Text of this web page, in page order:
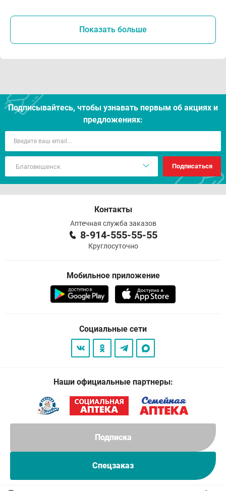
Подписка
Спецзаказ
Показать больше
Подписывайтесь, чтобы узнавать первым об акцияx и
предложениях:
Подписаться
Контакты
Аптечная служба заказов
8-914-555-55-55
Круглосуточно
Мобильное приложение
Социальные сети
Наши официальные партнеры: